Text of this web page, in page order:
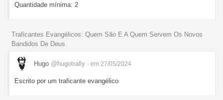
Quantidade mínima: 2
Traficantes Evangélicos: Quem São E A Quem Servem Os Novos
Bandidos De Deus
Hugo @hugotrally - em 27/05/2024
Escrito por um traficante evangélico